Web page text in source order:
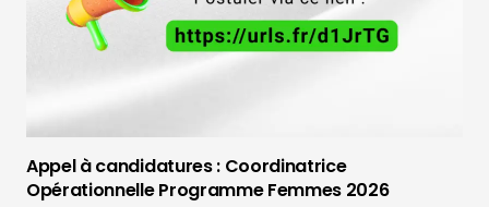
Appel à candidatures : Coordinatrice
Opérationnelle Programme Femmes 2026